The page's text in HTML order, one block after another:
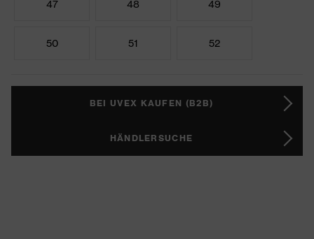
47 48 49
50 51 52
BEI UVEX KAUFEN (B2B)
HÄNDLERSUCHE